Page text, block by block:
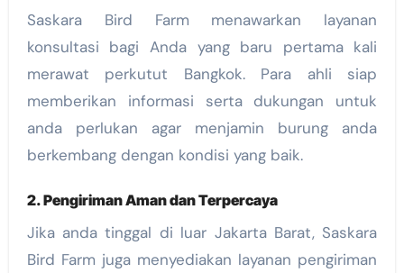
Saskara Bird Farm menawarkan layanan
konsultasi bagi Anda yang baru pertama kali
merawat perkutut Bangkok. Para ahli siap
memberikan informasi serta dukungan untuk
anda perlukan agar menjamin burung anda
berkembang dengan kondisi yang baik.
2. Pengiriman Aman dan Terpercaya
Jika anda tinggal di luar Jakarta Barat, Saskara
Bird Farm juga menyediakan layanan pengiriman